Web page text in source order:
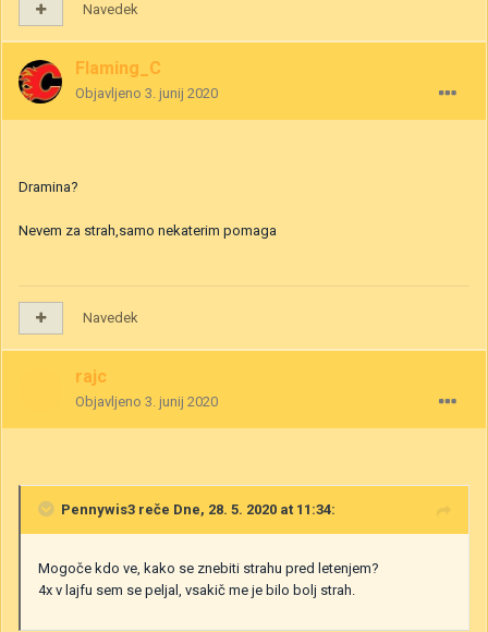
Navedek
Flaming_C
Objavljeno 3. junij 2020
Dramina?
Nevem za strah,samo nekaterim pomaga
Navedek
rajc
Objavljeno 3. junij 2020
Pennywis3 reče Dne, 28. 5. 2020 at 11:34:
Mogoče kdo ve, kako se znebiti strahu pred letenjem?
4x v lajfu sem se peljal, vsakič me je bilo bolj strah.